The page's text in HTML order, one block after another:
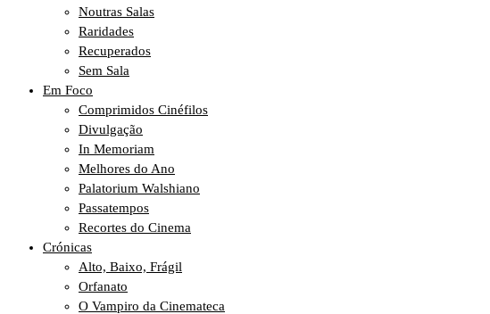
Noutras Salas
Raridades
Recuperados
Sem Sala
Em Foco
Comprimidos Cinéfilos
Divulgação
In Memoriam
Melhores do Ano
Palatorium Walshiano
Passatempos
Recortes do Cinema
Crónicas
Alto, Baixo, Frágil
Orfanato
O Vampiro da Cinemateca